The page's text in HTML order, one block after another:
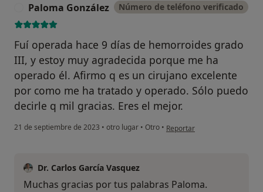
Paloma González Número de teléfono verificado
Fuí operada hace 9 días de hemorroides grado
III, y estoy muy agradecida porque me ha
operado él. Afirmo q es un cirujano excelente
por como me ha tratado y operado. Sólo puedo
decirle q mil gracias. Eres el mejor.
21 de septiembre de 2023 • otro lugar • Otro • en opinión del usuario
Reportar
Dr. Carlos García Vasquez
Muchas gracias por tus palabras Paloma.